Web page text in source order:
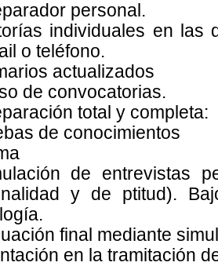
personal.
individuales en las
o teléfono.
actualizados
de convocatorias.
total y completa:
de conocimientos
de entrevistas
y de ptitud).
final mediante
en la tramitación